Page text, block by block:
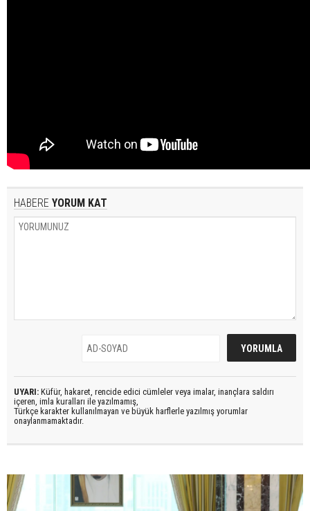
HABERE YORUM KAT
UYARI: Küfür, hakaret, rencide edici cümleler veya imalar, inançlara saldırı
içeren, imla kuralları ile yazılmamış,
Türkçe karakter kullanılmayan ve büyük harflerle yazılmış yorumlar
onaylanmamaktadır.